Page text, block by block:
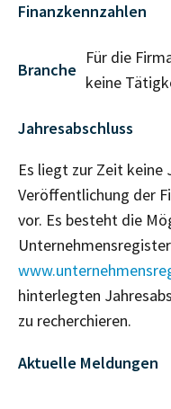
Finanzkennzahlen
Branche
Für die
keine
Jahresabschluss
Es liegt zur Zeit keine
Veröffentlichung der
vor. Es besteht die
hinterlegten
zu recherchieren.
Aktuelle Meldungen